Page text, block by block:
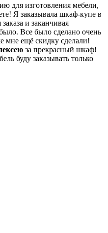
для изготовления мебели,
Я заказывала шкаф-купе в
и заканчивая
Все было сделано очень
мне ещё скидку сделали!
за прекрасный шкаф!
буду заказывать только